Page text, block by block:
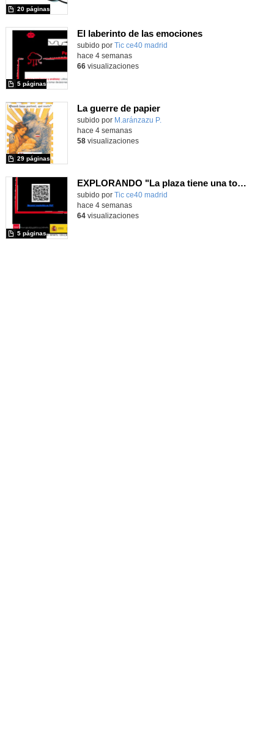
20 páginas
El laberinto de las emociones
subido por Tic ce40 madrid
5 páginas
hace 4 semanas
66visualizaciones
La guerre de papier
Contenido educativo.
subido por M.aránzazu P.
29 páginas
hace 4 semanas
58visualizaciones
EXPLORANDO "La plaza tiene una torre" con MachaBOT
subido por Tic ce40 madrid
5 páginas
hace 4 semanas
64visualizaciones